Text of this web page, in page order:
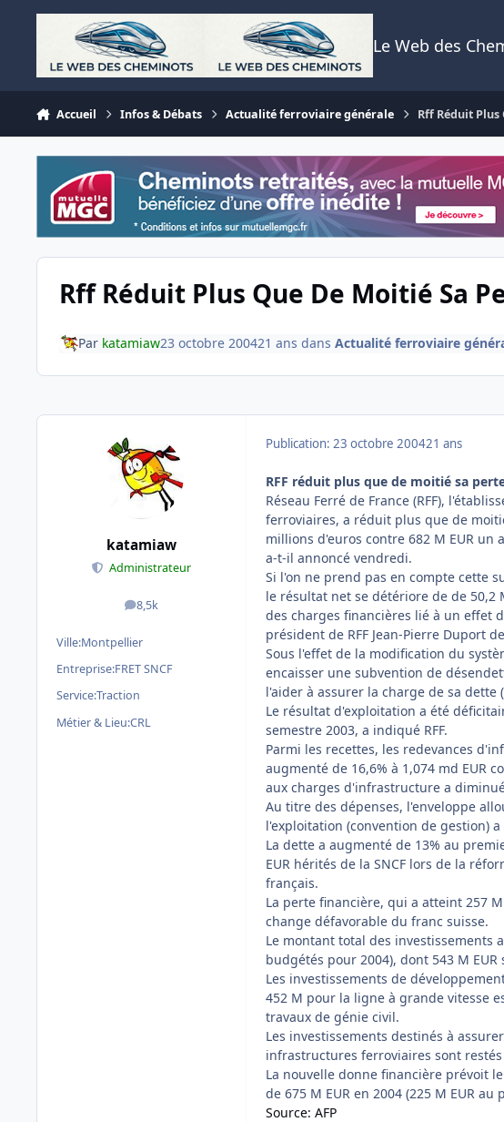
Aller au contenu
Le Web des
Accueil Infos & Débats Actualité ferroviaire générale Rff Réduit Plus
Rff Réduit Plus Que De Moitié Sa
Par katamiaw23 octobre 200421 ans dans Actualité ferroviaire
katamiaw
Administrateur
8,5k
messages
Ville:Montpellier
Entreprise:FRET SNCF
Service:Traction
Métier & Lieu:CRL
Publication: 23 octobre 200421 ans
RFF réduit plus que de moitié sa
Réseau Ferré de France (RFF),
ferroviaires, a réduit plus que de
millions d'euros contre 682 M EUR
a-t-il annoncé vendredi.
Si l'on ne prend pas en compte cette
le résultat net se détériore de de 50,2
des charges financières lié à un effet
président de RFF Jean-Pierre Duport
Sous l'effet de la modification du
encaisser une subvention de
l'aider à assurer la charge de sa dette
Le résultat d'exploitation a été
semestre 2003, a indiqué RFF.
Parmi les recettes, les redevances
augmenté de 16,6% à 1,074 md EUR
aux charges d'infrastructure a
Au titre des dépenses, l'enveloppe
l'exploitation (convention de gestion) a
La dette a augmenté de 13% au
EUR hérités de la SNCF lors de la
français.
La perte financière, qui a atteint 257
change défavorable du franc suisse.
Le montant total des investissements
budgétés pour 2004), dont 543 M EUR
Les investissements de
452 M pour la ligne à grande vitesse
travaux de génie civil.
Les investissements destinés à
infrastructures ferroviaires sont restés
La nouvelle donne financière prévoit
de 675 M EUR en 2004 (225 M EUR
Source: AFP